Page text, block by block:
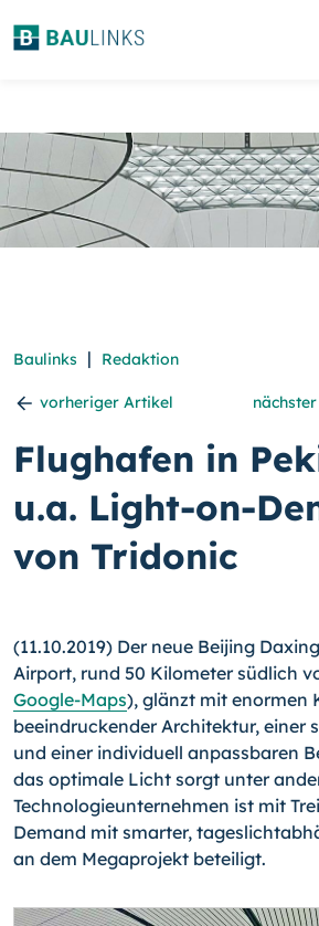
Baulinks | Redaktion
vorheriger Artikel
Flughafen in
u.a. Light-on-
von Tridonic
(11.10.2019) Der neue Beijing
Airport, rund 50 Kilometer südlich
Google-Maps), glänzt mit enormen
beeindruckender Architektur, einer
und einer individuell anpassbaren
das optimale Licht sorgt unter
Technologieunternehmen ist mit
Demand mit smarter,
an dem Megaprojekt beteiligt.